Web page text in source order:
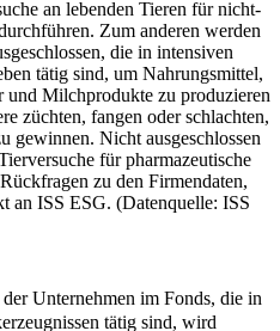
an lebenden Tieren für nicht-
Zum anderen werden
die in intensiven
tätig sind, um Nahrungsmittel,
und Milchprodukte zu produzieren
züchten, fangen oder schlachten,
gewinnen. Nicht ausgeschlossen
für pharmazeutische
zu den Firmendaten,
an ISS ESG. (Datenquelle: ISS
Unternehmen im Fonds, die in
tätig sind, wird